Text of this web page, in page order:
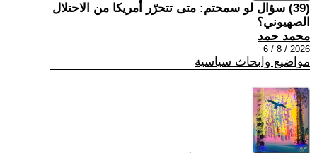
(39) سؤال لو سمحتم: متى تتحرّر أمريكا من الاحتلال
الصهيوني؟
محمد حمد
2026 / 8 / 6
مواضيع وابحاث سياسية